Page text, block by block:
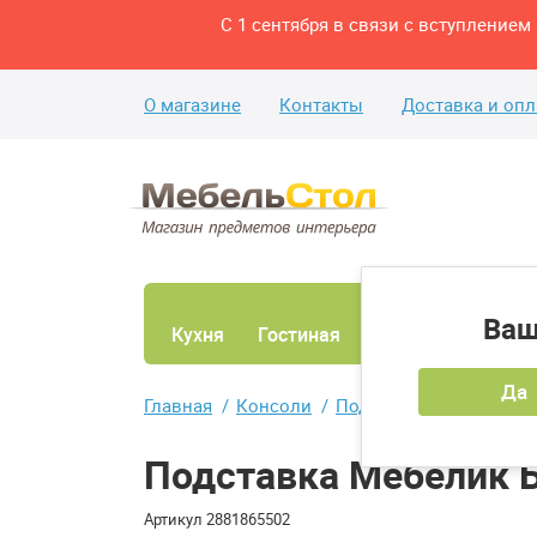
С 1 сентября в связи с
О магазине Контакты Доставка и
Да
Кухня Гостиная
Главная Консоли Подставка Мебелик
Подставка Мебелик
Артикул 2881865502